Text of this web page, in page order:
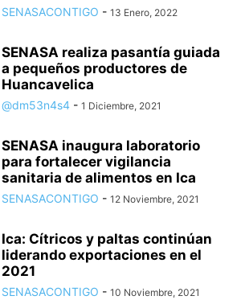
SENASACONTIGO - 13 Enero, 2022
SENASA realiza pasantía guiada
a pequeños productores de
Huancavelica
@dm53n4s4 - 1 Diciembre, 2021
SENASA inaugura laboratorio
para fortalecer vigilancia
sanitaria de alimentos en Ica
SENASACONTIGO - 12 Noviembre, 2021
Ica: Cítricos y paltas continúan
liderando exportaciones en el
2021
SENASACONTIGO - 10 Noviembre, 2021